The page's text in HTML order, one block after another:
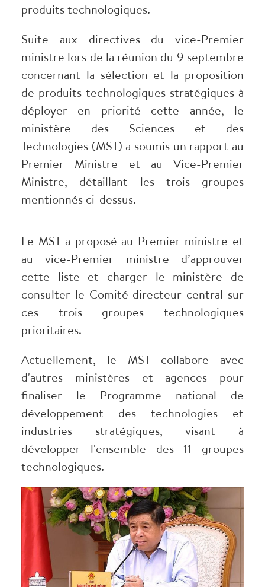
produits technologiques.
Suite aux directives du vice-Premier
ministre lors de la réunion du 9 septembre
concernant la sélection et la proposition
de produits technologiques stratégiques à
déployer en priorité cette année, le
ministère des Sciences et des
Technologies (MST) a soumis un rapport au
Premier Ministre et au Vice-Premier
Ministre, détaillant les trois groupes
mentionnés ci-dessus.
Le MST a proposé au Premier ministre et
au vice-Premier ministre d’approuver
cette liste et charger le ministère de
consulter le Comité directeur central sur
ces trois groupes technologiques
prioritaires.
Actuellement, le MST collabore avec
d'autres ministères et agences pour
finaliser le Programme national de
développement des technologies et
industries stratégiques, visant à
développer l'ensemble des 11 groupes
technologiques.